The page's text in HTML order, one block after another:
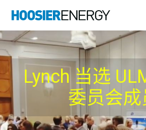
Lynch 当选
委员会成